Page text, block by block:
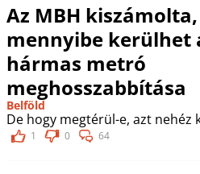
Az MBH kiszámolta,
mennyibe kerülhet
hármas metró
meghosszabbítása
Belföld
De hogy megtérül-e, azt nehéz
1 0 64